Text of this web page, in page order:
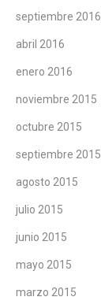
septiembre 2016
abril 2016
enero 2016
noviembre 2015
octubre 2015
septiembre 2015
agosto 2015
julio 2015
junio 2015
mayo 2015
marzo 2015